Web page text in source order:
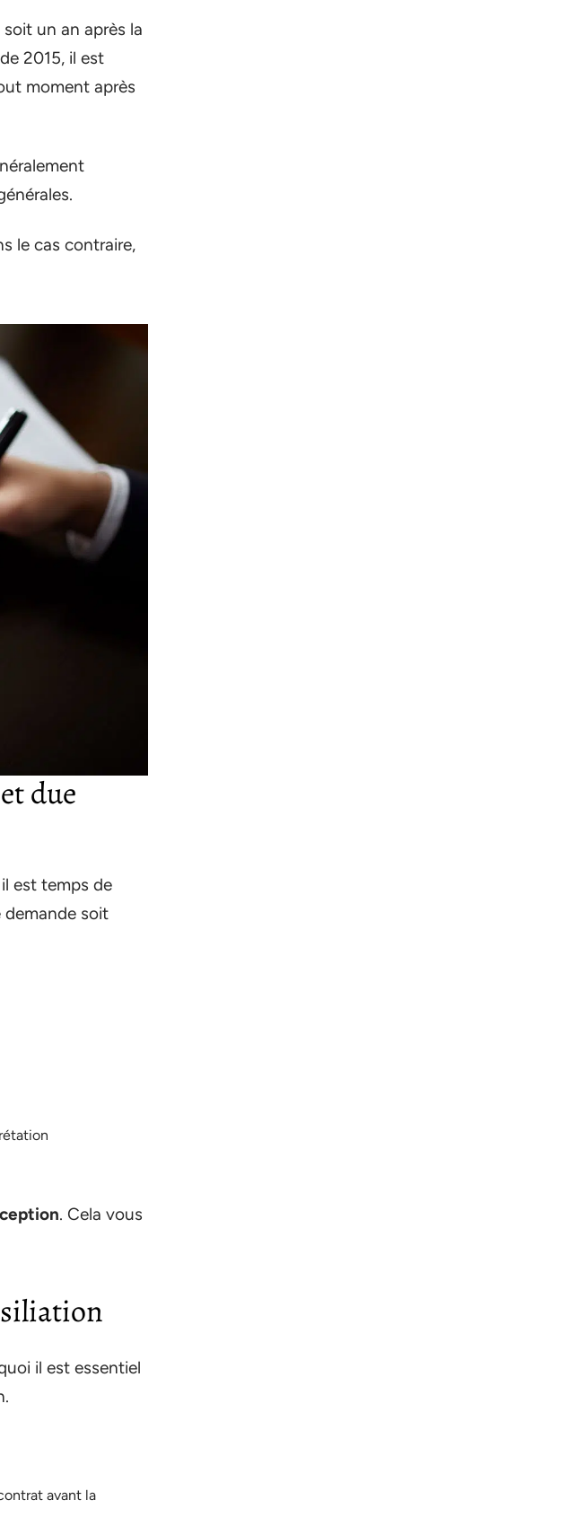
un an après la
2015, il est
moment après
le cas contraire,
due
est temps de
soit
. Cela vous
il est essentiel
avant la